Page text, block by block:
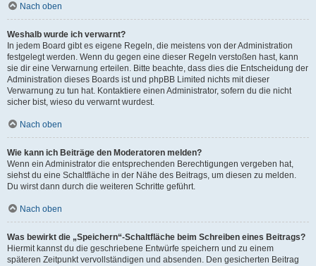
Nach oben
Weshalb wurde ich verwarnt?
In jedem Board gibt es eigene Regeln, die meistens von der Administration
festgelegt werden. Wenn du gegen eine dieser Regeln verstoßen hast, kann
sie dir eine Verwarnung erteilen. Bitte beachte, dass dies die Entscheidung der
Administration dieses Boards ist und phpBB Limited nichts mit dieser
Verwarnung zu tun hat. Kontaktiere einen Administrator, sofern du die nicht
sicher bist, wieso du verwarnt wurdest.
Nach oben
Wie kann ich Beiträge den Moderatoren melden?
Wenn ein Administrator die entsprechenden Berechtigungen vergeben hat,
siehst du eine Schaltfläche in der Nähe des Beitrags, um diesen zu melden.
Du wirst dann durch die weiteren Schritte geführt.
Nach oben
Was bewirkt die „Speichern“-Schaltfläche beim Schreiben eines Beitrags?
Hiermit kannst du die geschriebene Entwürfe speichern und zu einem
späteren Zeitpunkt vervollständigen und absenden. Den gesicherten Beitrag